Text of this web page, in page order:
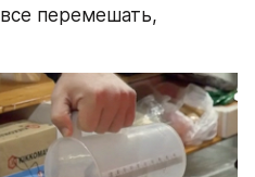
перемешать,